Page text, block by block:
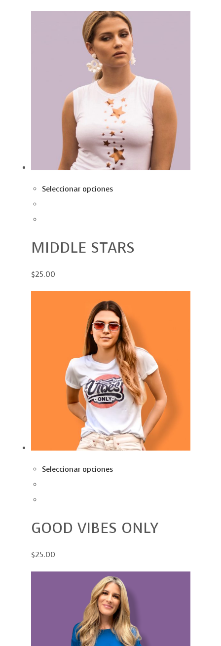
Seleccionar opciones
MIDDLE STARS
$25.00
Seleccionar opciones
GOOD VIBES ONLY
$25.00